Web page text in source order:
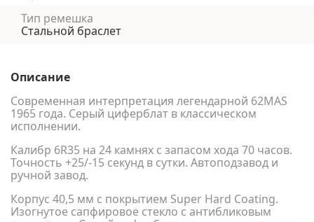
Тип ремешка
Стальной браслет
Описание
Современная интерпретация легендарной 62MAS
1965 года. Серый циферблат в классическом
исполнении.
Калибр 6R35 на 24 камнях с запасом хода 70 часов.
Точность +25/-15 секунд в сутки. Автоподзавод и
ручной завод.
Корпус 40,5 мм с покрытием Super Hard Coating.
Изогнутое сапфировое стекло с антибликовым